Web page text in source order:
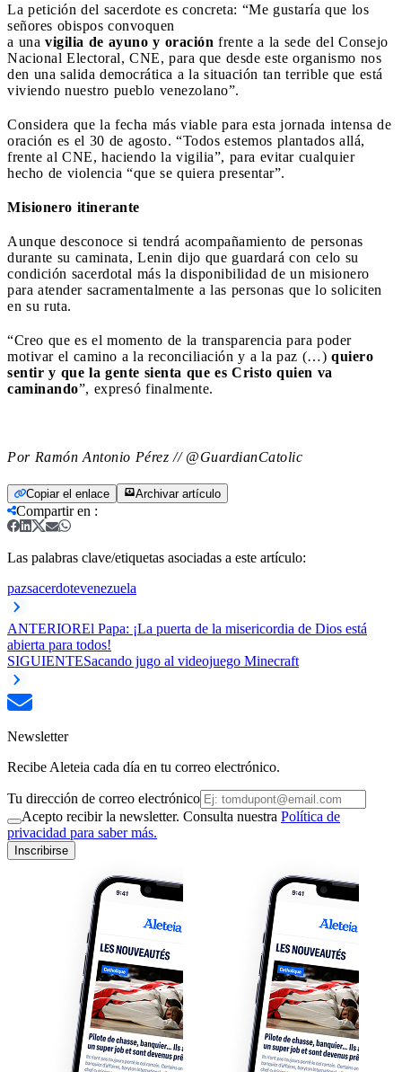
La petición del sacerdote es concreta: “Me gustaría que los
señores obispos convoquen
a una vigilia de ayuno y oración frente a la sede del Consejo
Nacional Electoral, CNE, para que desde este organismo nos
den una salida democrática a la situación tan terrible que está
viviendo nuestro pueblo venezolano”.
Considera que la fecha más viable para esta jornada intensa de
oración es el 30 de agosto. “Todos estemos plantados allá,
frente al CNE, haciendo la vigilia”, para evitar cualquier
hecho de violencia “que se quiera presentar”.
Misionero itinerante
Aunque desconoce si tendrá acompañamiento de personas
durante su caminata, Lenin dijo que guardará con celo su
condición sacerdotal más la disponibilidad de un misionero
para atender sacramentalmente a las personas que lo soliciten
en su ruta.
“Creo que es el momento de la transparencia para poder
motivar el camino a la reconciliación y a la paz (…) quiero
sentir y que la gente sienta que es Cristo quien va
caminando”, expresó finalmente.
Por Ramón Antonio Pérez // @GuardianCatolic
Copiar el enlace Archivar artículo
Compartir en :
Las palabras clave/etiquetas asociadas a este artículo:
pazsacerdotevenezuela
ANTERIOREl Papa: ¡La puerta de la misericordia de Dios está
abierta para todos!
SIGUIENTESacando jugo al videojuego Minecraft
Newsletter
Recibe Aleteia cada día en tu correo electrónico.
Tu dirección de correo electrónico
Acepto recibir la newsletter. Consulta nuestra Política de
privacidad para saber más.
Inscribirse